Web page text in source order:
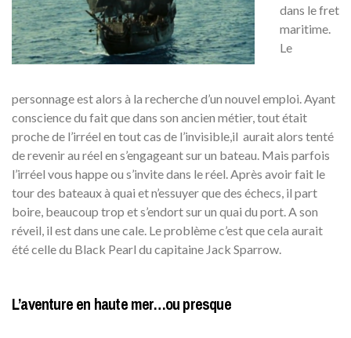
dans le fret
maritime.
Le
personnage est alors à la recherche d’un nouvel emploi. Ayant
conscience du fait que dans son ancien métier, tout était
proche de l’irréel en tout cas de l’invisible,il aurait alors tenté
de revenir au réel en s’engageant sur un bateau. Mais parfois
l’irréel vous happe ou s’invite dans le réel. Après avoir fait le
tour des bateaux à quai et n’essuyer que des échecs, il part
boire, beaucoup trop et s’endort sur un quai du port. A son
réveil, il est dans une cale. Le problème c’est que cela aurait
été celle du Black Pearl du capitaine Jack Sparrow.
L’aventure en haute mer…ou presque